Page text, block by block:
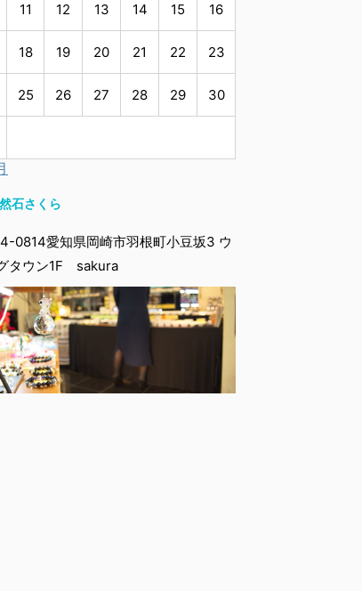
11 12 13 14 15 16
18 19 20 21 22 23
25 26 27 28 29 30
石さくら
0814愛知県岡崎市羽根町小豆坂3 ウ
タウン1F sakura